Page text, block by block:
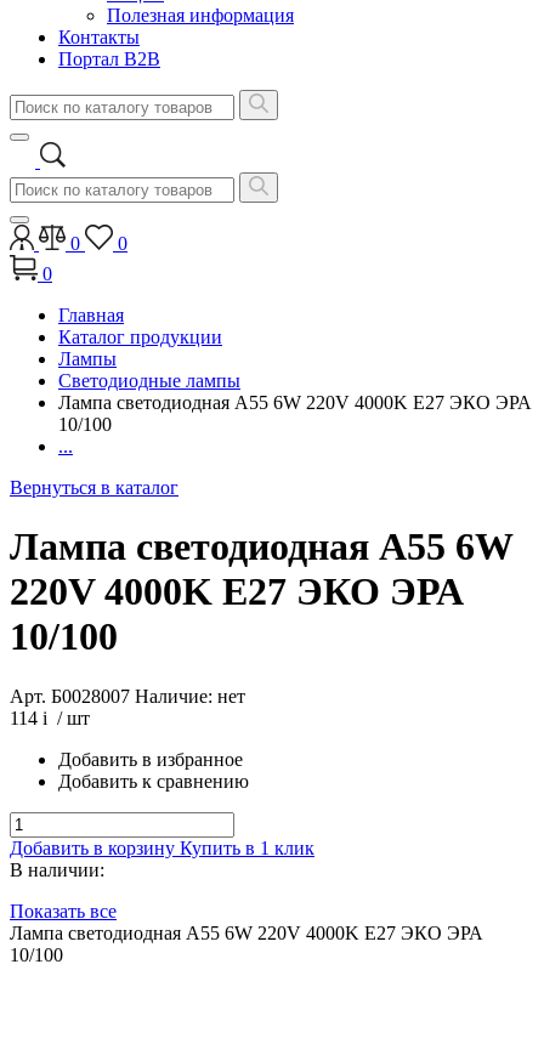
Полезная информация
Контакты
Портал B2B
0
0
0
Главная
Каталог продукции
Лампы
Светодиодные лампы
Лампа светодиодная A55 6W 220V 4000K E27 ЭКО ЭРА
10/100
...
Вернуться в каталог
Лампа светодиодная A55 6W
220V 4000K E27 ЭКО ЭРА
10/100
Арт. Б0028007 Наличие: нет
114 i / шт
Добавить в избранное
Добавить к сравнению
Добавить в корзину Купить в 1 клик
В наличии:
Показать все
Лампа светодиодная A55 6W 220V 4000K E27 ЭКО ЭРА
10/100